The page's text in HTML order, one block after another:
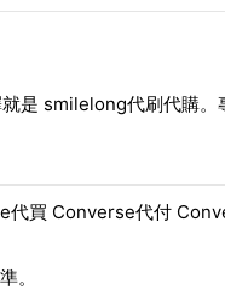
是 smilelong代刷代購。
買 Converse代付
。